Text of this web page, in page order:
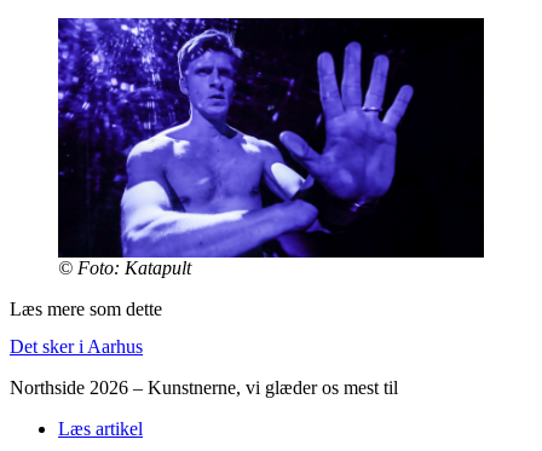
© Foto: Katapult
Læs mere som dette
Det sker i Aarhus
Northside 2026 – Kunstnerne, vi glæder os mest til
Læs artikel